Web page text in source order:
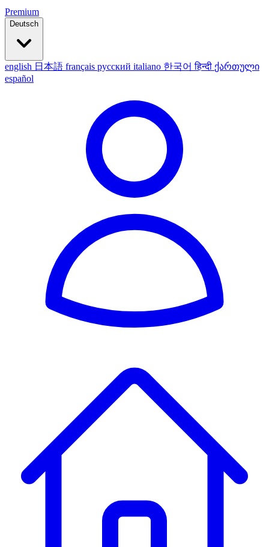
Premium
Deutsch
english 日本語 français русский italiano 한국어हिन्दी ქართული
español